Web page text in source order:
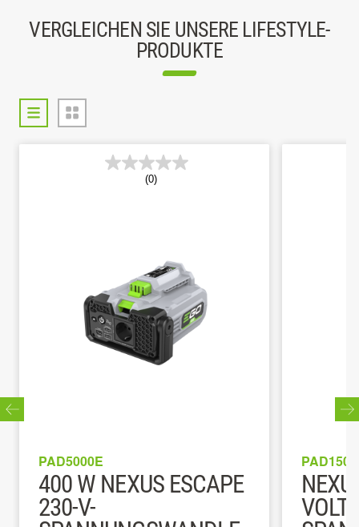
VERGLEICHEN SIE UNSERE LIFESTYLE-
PRODUKTE
(0)
PAD5000E
400 W NEXUS ESCAPE
230-V- VOLT